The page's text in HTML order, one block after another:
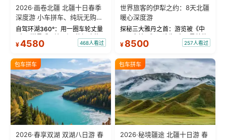
2026·画卷北疆 北疆十日春季
深度游 小车拼车、纯玩无购
物！
自驾环湖360°：用一圈车轮丈量
“大西洋最后一滴眼泪”的极致蔚
蓝。 赛湖旅拍：甄选多款风格服
绝美瞬间。 赛湖坦克300跟车视
频：专业摄影师...
¥4580 468人看过
世界旅客的伊犁之约：8天北疆
暖心深度游
探秘三大雅丹之首：游览被《中
国国家地理》评选为“中国最美的
三大雅丹”第一名的克拉玛依魔鬼
瓦人最大村落——禾木村，欣赏
晨雾与小木...
¥ 8500 257人看过
包车拼车
2026·春享双湖 双湖八日游 春
包车拼车
2026·秘境疆途 北疆十日游 春